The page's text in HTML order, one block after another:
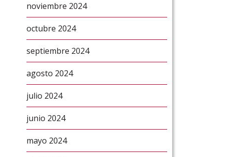
noviembre 2024
octubre 2024
septiembre 2024
agosto 2024
julio 2024
junio 2024
mayo 2024